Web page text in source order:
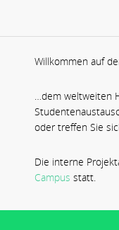
Willkommen auf
…dem weltweiten
oder treffen Sie
Die interne
Campus statt.